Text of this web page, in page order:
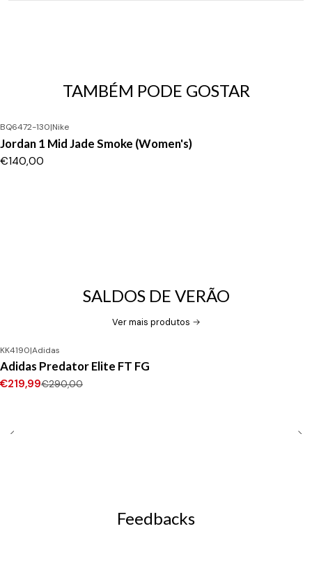
TAMBÉM PODE GOSTAR
BQ6472-130|Nike
Jordan 1 Mid Jade Smoke (Women's)
€140,00
SALDOS DE VERÃO
Ver mais produtos
-24%DESCONTO
Novo
KK4190|Adidas
Adidas Predator Elite FT FG
€219,99€290,00
Feedbacks